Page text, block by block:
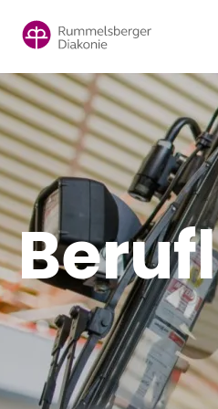
zum
Inhalt